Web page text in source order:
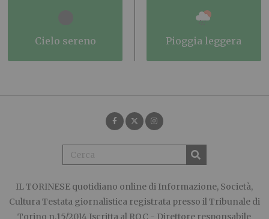
cielo sereno pioggia leggera
IL TORINESE quotidiano online di Informazione, Società,
Cultura Testata giornalistica registrata presso il Tribunale di
Torino n.15/2014 Iscritta al ROC - Direttore responsabile